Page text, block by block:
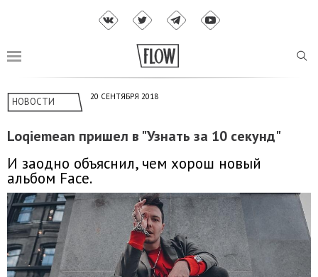
НОВОСТИ 20 СЕНТЯБРЯ 2018
Loqiemean пришел в "Узнать за 10 секунд"
И заодно объяснил, чем хорош новый
альбом Face.